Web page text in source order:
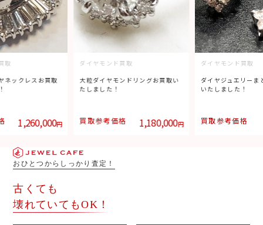
取
ネックレスお買取
1,260,000円
ダイヤモンド買取
大粒ダイヤモンドリングお買取い
たしました！
買取参考価格 1,180,000円
ダイヤモンド買取
ダイヤジュエリーま
いたしました！
買取参考価格
おひとつからしっかり査定！
古くても
壊れていてもOK！